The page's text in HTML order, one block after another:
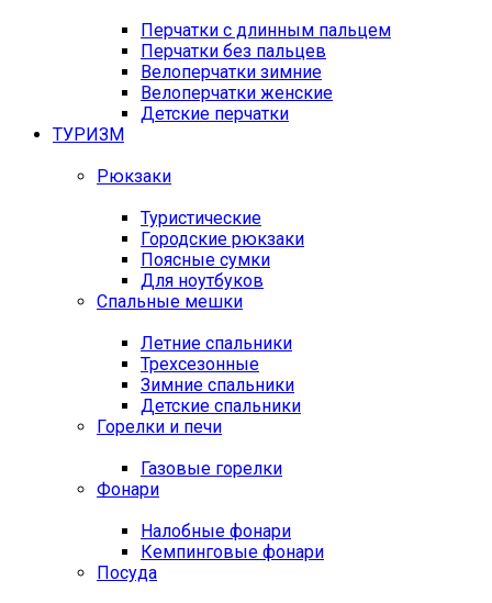
Перчатки с длинным пальцем
Перчатки без пальцев
Велоперчатки зимние
Велоперчатки женские
Детские перчатки
ТУРИЗМ
Рюкзаки
Туристические
Городские рюкзаки
Поясные сумки
Для ноутбуков
Спальные мешки
Летние спальники
Трехсезонные
Зимние спальники
Детские спальники
Горелки и печи
Газовые горелки
Фонари
Налобные фонари
Кемпинговые фонари
Посуда